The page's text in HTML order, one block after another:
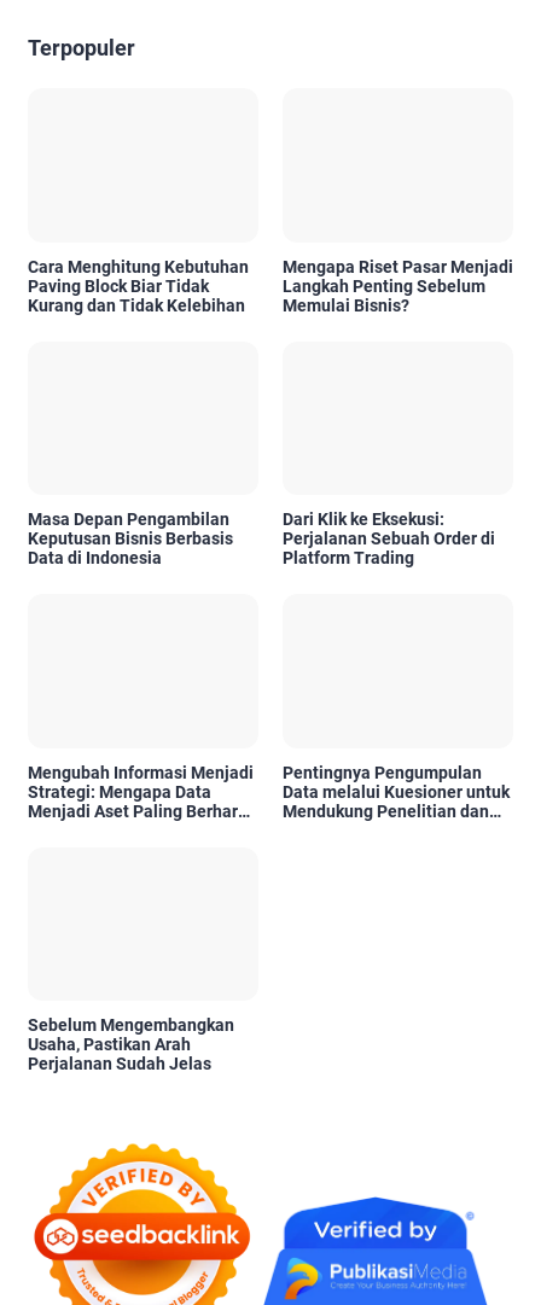
Terpopuler
Cara Menghitung Kebutuhan
Paving Block Biar Tidak
Kurang dan Tidak Kelebihan
Mengapa Riset Pasar Menjadi
Langkah Penting Sebelum
Memulai Bisnis?
Masa Depan Pengambilan
Keputusan Bisnis Berbasis
Data di Indonesia
Dari Klik ke Eksekusi:
Perjalanan Sebuah Order di
Platform Trading
Mengubah Informasi Menjadi
Strategi: Mengapa Data
Menjadi Aset Paling Berharga
Pentingnya Pengumpulan
Data melalui Kuesioner untuk
Mendukung Penelitian dan
Sebelum Mengembangkan
Usaha, Pastikan Arah
Perjalanan Sudah Jelas